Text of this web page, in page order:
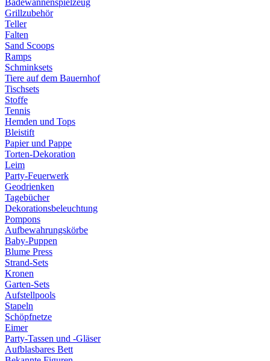
Badewannenspielzeug
Grillzubehör
Teller
Falten
Sand Scoops
Ramps
Schminksets
Tiere auf dem Bauernhof
Tischsets
Stoffe
Tennis
Hemden und Tops
Bleistift
Papier und Pappe
Torten-Dekoration
Leim
Party-Feuerwerk
Geodrienken
Tagebücher
Dekorationsbeleuchtung
Pompons
Aufbewahrungskörbe
Baby-Puppen
Blume Press
Strand-Sets
Kronen
Garten-Sets
Aufstellpools
Stapeln
Schöpfnetze
Eimer
Party-Tassen und -Gläser
Aufblasbares Bett